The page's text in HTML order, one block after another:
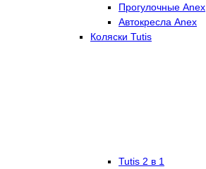
Прогулочные Anex
Автокресла Anex
Коляски Tutis
Tutis 2 в 1